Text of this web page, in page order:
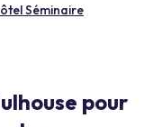
Séminaire
pour